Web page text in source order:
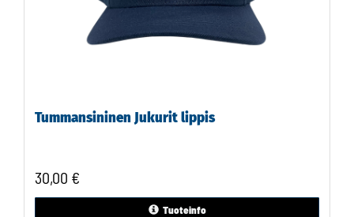
Tummansininen Jukurit lippis
30,00 €
Tuoteinfo